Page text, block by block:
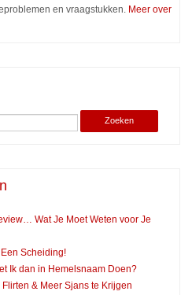
en vraagstukken. Meer over
Wat Je Moet Weten voor Je
Scheiding!
Ik dan in Hemelsnaam Doen?
& Meer Sjans te Krijgen